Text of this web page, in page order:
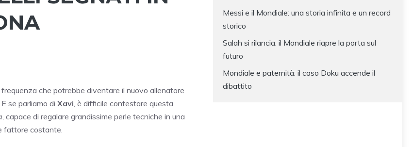
che potrebbe diventare il nuovo allenatore
se parliamo di Xavi, è difficile contestare questa
, capace di regalare grandissime perle tecniche in una
fattore costante.
Messi e il Mondiale: una storia infinita e un record
storico
Salah si rilancia: il Mondiale riapre la porta sul
futuro
Mondiale e paternità: il caso Doku accende il
dibattito